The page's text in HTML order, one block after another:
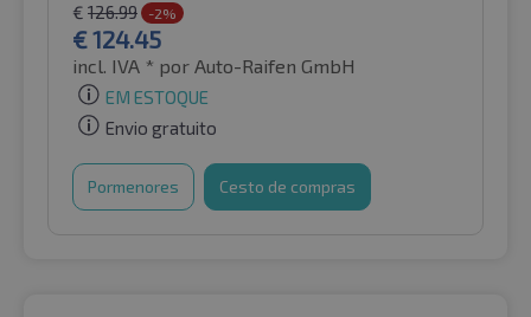
€ 126.99 -2%
€124.45
incl. IVA * por Auto-Raifen GmbH
EM ESTOQUE
Envio gratuito
Pormenores Cesto de compras